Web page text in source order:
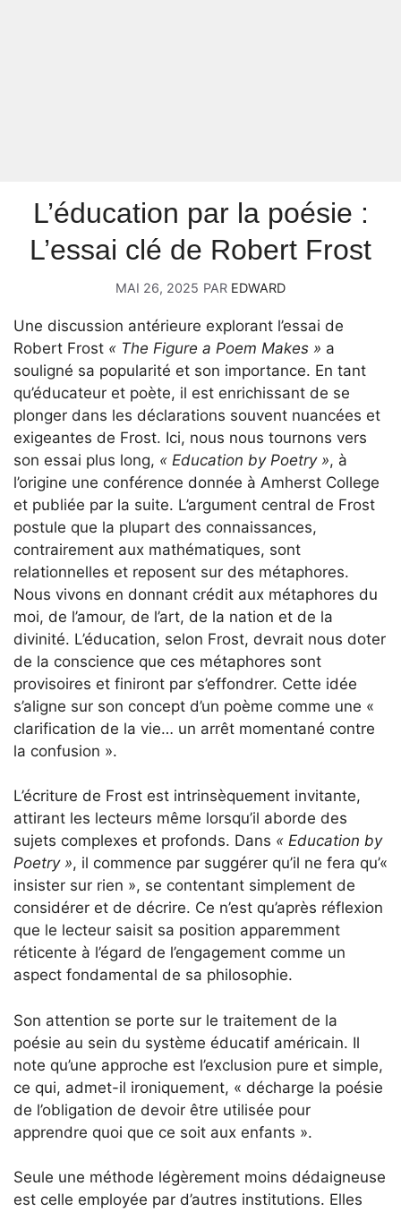
L’éducation par la poésie :
L’essai clé de Robert Frost
MAI 26, 2025 PAR EDWARD
Une discussion antérieure explorant l’essai de
Robert Frost « The Figure a Poem Makes » a
souligné sa popularité et son importance. En tant
qu’éducateur et poète, il est enrichissant de se
plonger dans les déclarations souvent nuancées et
exigeantes de Frost. Ici, nous nous tournons vers
son essai plus long, « Education by Poetry », à
l’origine une conférence donnée à Amherst College
et publiée par la suite. L’argument central de Frost
postule que la plupart des connaissances,
contrairement aux mathématiques, sont
relationnelles et reposent sur des métaphores.
Nous vivons en donnant crédit aux métaphores du
moi, de l’amour, de l’art, de la nation et de la
divinité. L’éducation, selon Frost, devrait nous doter
de la conscience que ces métaphores sont
provisoires et finiront par s’effondrer. Cette idée
s’aligne sur son concept d’un poème comme une «
clarification de la vie… un arrêt momentané contre
la confusion ».
L’écriture de Frost est intrinsèquement invitante,
attirant les lecteurs même lorsqu’il aborde des
sujets complexes et profonds. Dans « Education by
Poetry », il commence par suggérer qu’il ne fera qu’«
insister sur rien », se contentant simplement de
considérer et de décrire. Ce n’est qu’après réflexion
que le lecteur saisit sa position apparemment
réticente à l’égard de l’engagement comme un
aspect fondamental de sa philosophie.
Son attention se porte sur le traitement de la
poésie au sein du système éducatif américain. Il
note qu’une approche est l’exclusion pure et simple,
ce qui, admet-il ironiquement, « décharge la poésie
de l’obligation de devoir être utilisée pour
apprendre quoi que ce soit aux enfants ».
Seule une méthode légèrement moins dédaigneuse
est celle employée par d’autres institutions. Elles